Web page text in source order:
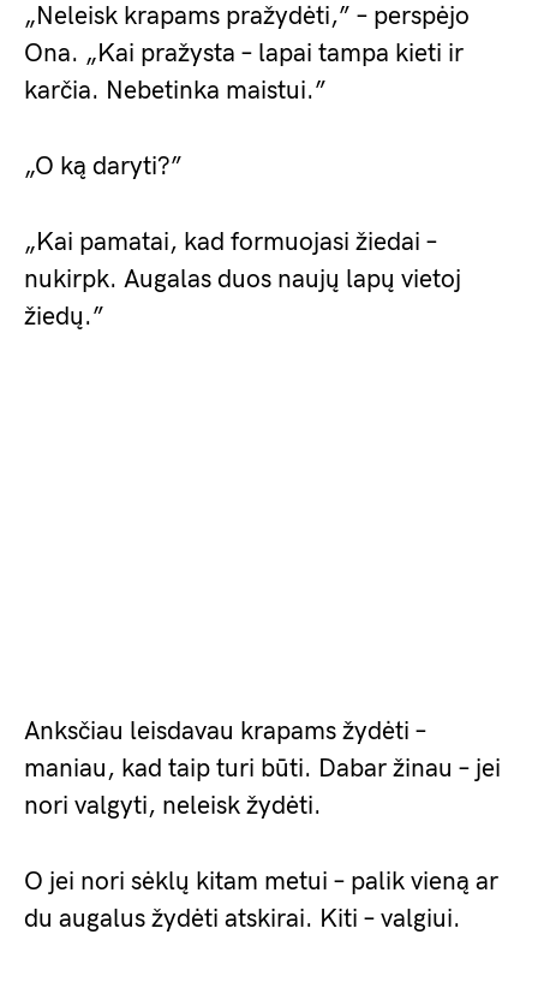
„Neleisk krapams pražydėti,” – perspėjo
Ona. „Kai pražysta – lapai tampa kieti ir
karčia. Nebetinka maistui.”
„O ką daryti?”
„Kai pamatai, kad formuojasi žiedai –
nukirpk. Augalas duos naujų lapų vietoj
žiedų.”
Anksčiau leisdavau krapams žydėti –
maniau, kad taip turi būti. Dabar žinau – jei
nori valgyti, neleisk žydėti.
O jei nori sėklų kitam metui – palik vieną ar
du augalus žydėti atskirai. Kiti – valgiui.